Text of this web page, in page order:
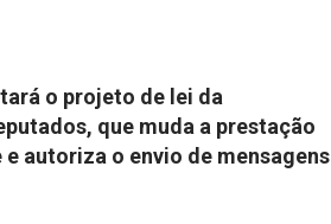
o projeto de lei da
que muda a prestação
autoriza o envio de mensagens